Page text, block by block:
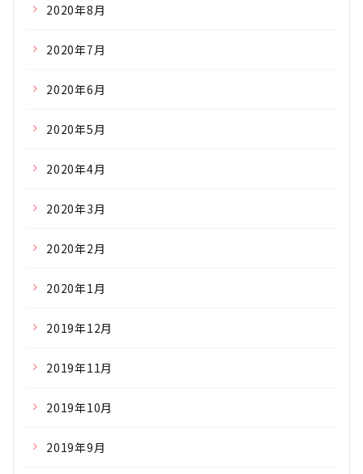
2020年8月
2020年7月
2020年6月
2020年5月
2020年4月
2020年3月
2020年2月
2020年1月
2019年12月
2019年11月
2019年10月
2019年9月